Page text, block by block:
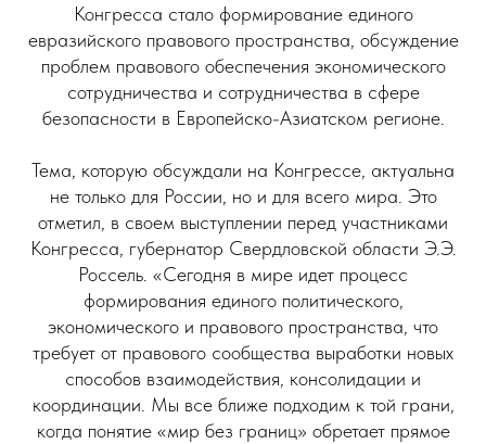
Конгресса стало формирование единого
евразийского правового пространства, обсуждение
проблем правового обеспечения экономического
сотрудничества и сотрудничества в сфере
безопасности в Европейско-Азиатском регионе.
Тема, которую обсуждали на Конгрессе, актуальна
не только для России, но и для всего мира. Это
отметил, в своем выступлении перед участниками
Конгресса, губернатор Свердловской области Э.Э.
Россель. «Сегодня в мире идет процесс
формирования единого политического,
экономического и правового пространства, что
требует от правового сообщества выработки новых
способов взаимодействия, консолидации и
координации. Мы все ближе подходим к той грани,
когда понятие «мир без границ» обретает прямое